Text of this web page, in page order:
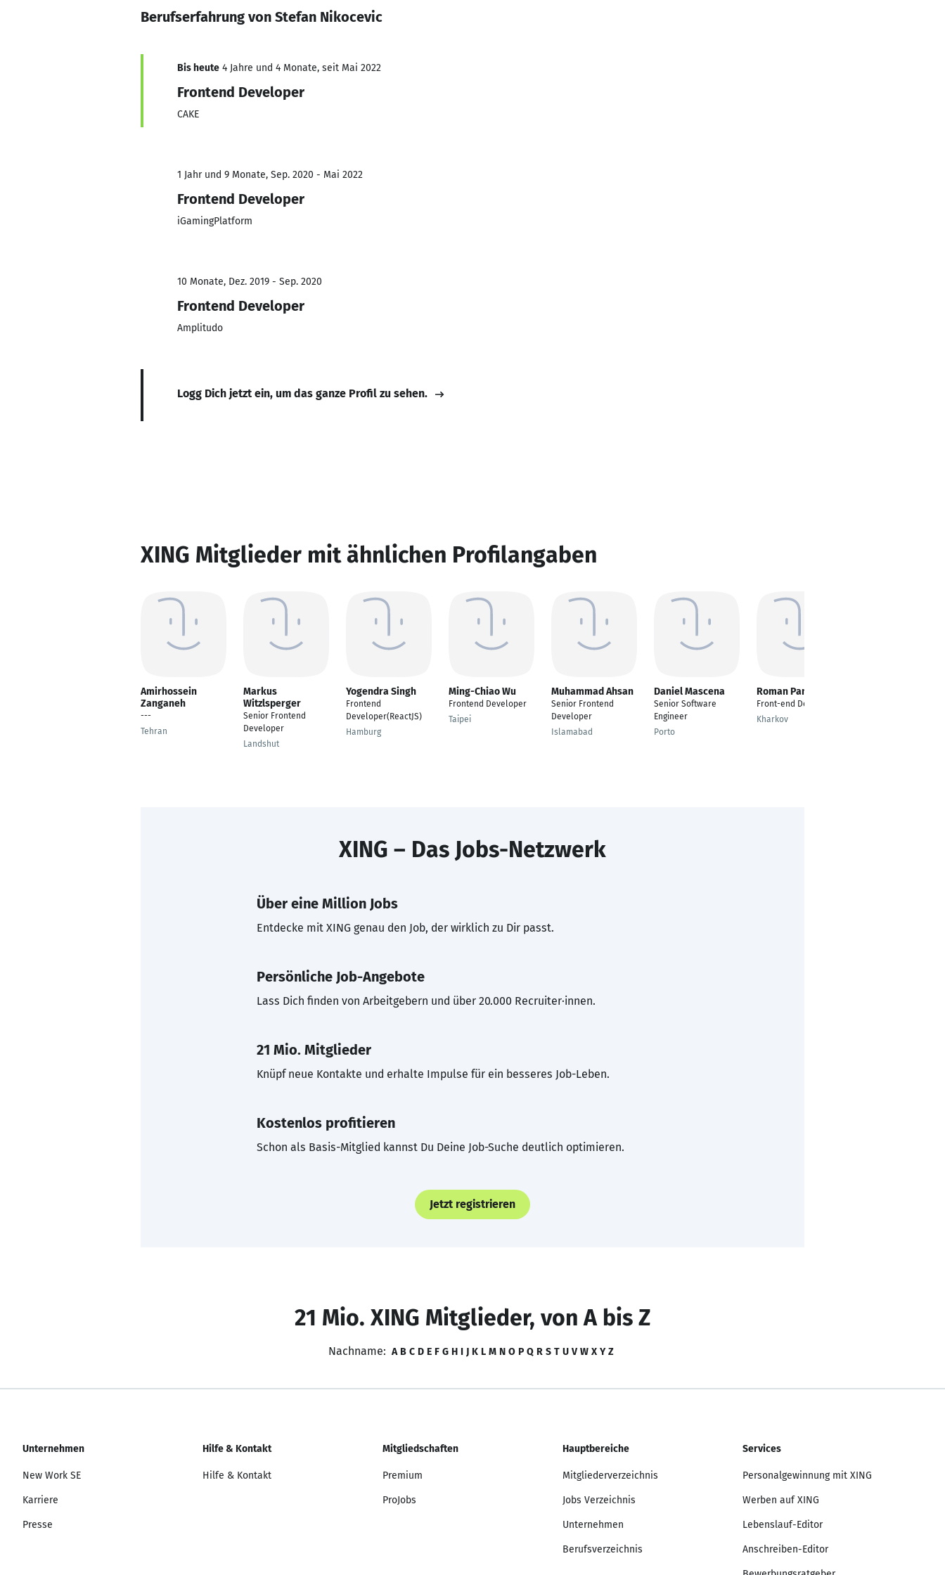
Berufserfahrung von Stefan Nikocevic
Bis heute 4 Jahre und 4 Monate, seit Mai 2022
Frontend Developer
CAKE
1 Jahr und 9 Monate, Sep. 2020 - Mai 2022
Frontend Developer
iGamingPlatform
10 Monate, Dez. 2019 - Sep. 2020
Frontend Developer
Amplitudo
Logg Dich jetzt ein, um das ganze Profil zu sehen.
XING Mitglieder mit ähnlichen Profilangaben
Amirhossein
Zanganeh
---
Tehran
Markus
Witzlsperger
Senior Frontend
Developer
Landshut
Yogendra Singh
Frontend
Developer(ReactJS)
Hamburg
Ming-Chiao Wu
Frontend Developer
Taipei
Muhammad Ahsan
Senior Frontend
Developer
Islamabad
Daniel Mascena
Senior Software
Engineer
Porto
Roman Panchenko
Front-end Developer
Kharkov
XING – Das Jobs-Netzwerk
Über eine Million Jobs
Entdecke mit XING genau den Job, der wirklich zu Dir passt.
Persönliche Job-Angebote
Lass Dich finden von Arbeitgebern und über 20.000 Recruiter·innen.
21 Mio. Mitglieder
Knüpf neue Kontakte und erhalte Impulse für ein besseres Job-Leben.
Kostenlos profitieren
Schon als Basis-Mitglied kannst Du Deine Job-Suche deutlich optimieren.
Jetzt registrieren
21 Mio. XING Mitglieder, von A bis Z
Nachname: A B C D E F G H I J K L M N O P Q R S T U V W X Y Z
Unternehmen
New Work SE
Karriere
Presse
Hilfe & Kontakt
Hilfe & Kontakt
Mitgliedschaften
Premium
ProJobs
Hauptbereiche
Mitgliederverzeichnis
Jobs Verzeichnis
Unternehmen
Berufsverzeichnis
Services
Personalgewinnung mit XING
Werben auf XING
Lebenslauf-Editor
Anschreiben-Editor